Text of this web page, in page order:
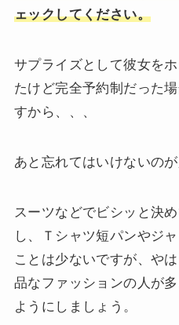
ェックしてください。
サプライズとして彼女を
たけど完全予約制だった
すから、、、
あと忘れてはいけないのが
スーツなどでビシッと決
し、Ｔシャツ短パンやジ
ことは少ないですが、や
品なファッションの人が
ようにしましょう。